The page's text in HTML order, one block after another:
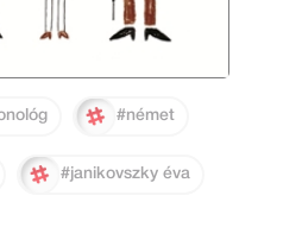
#német
#janikovszky éva